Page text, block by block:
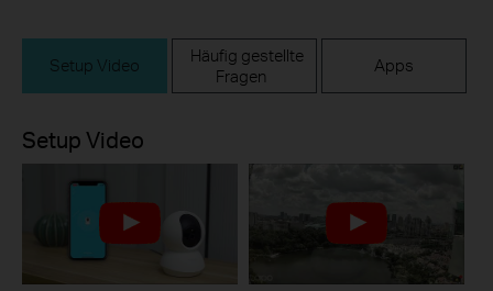
Setup Video
Häufig gestellte
Fragen
Apps
Setup Video